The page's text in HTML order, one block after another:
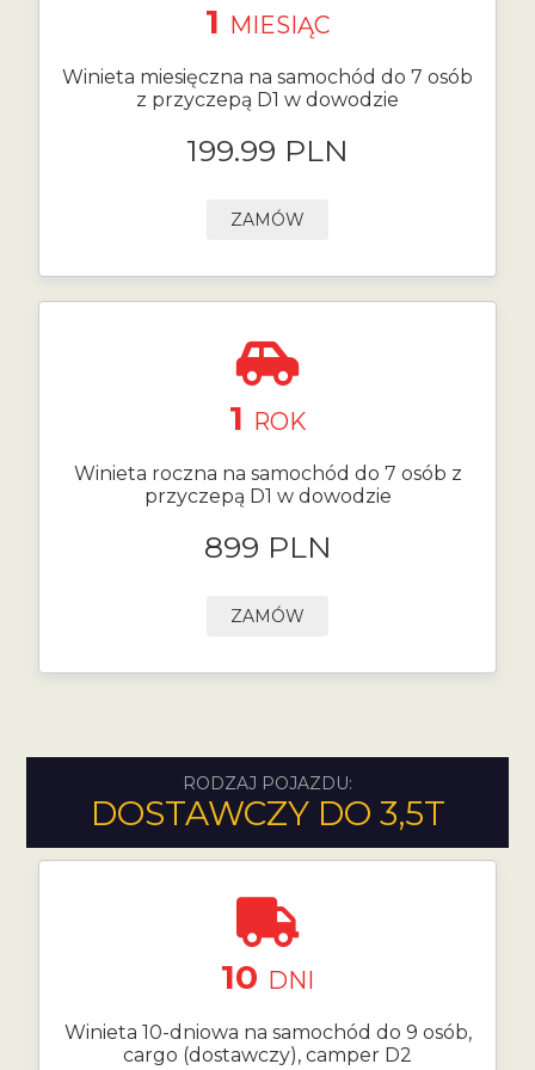
1 MIESIĄC
Winieta miesięczna na samochód do 7 osób
z przyczepą D1 w dowodzie
199.99 PLN
ZAMÓW
1 ROK
Winieta roczna na samochód do 7 osób z
przyczepą D1 w dowodzie
899 PLN
ZAMÓW
RODZAJ POJAZDU:
DOSTAWCZY DO 3,5T
10 DNI
Winieta 10-dniowa na samochód do 9 osób,
cargo (dostawczy), camper D2